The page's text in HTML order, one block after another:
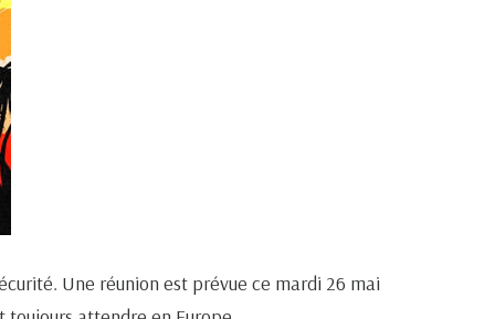
Une réunion est prévue ce mardi 26 mai